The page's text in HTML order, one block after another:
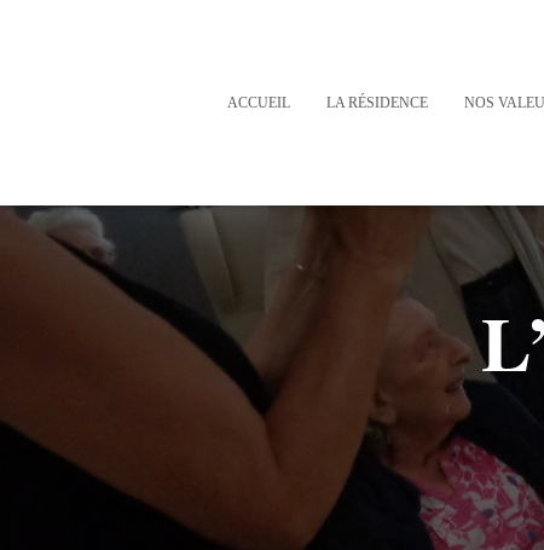
ACCUEIL LA RÉSIDENCE NOS